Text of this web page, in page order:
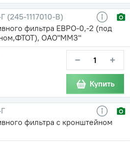
(245-1117010-В)
фильтра ЕВРО-0,-2 (под
ОАО"ММЗ"
− +
Купить
фильтра с кронштейном